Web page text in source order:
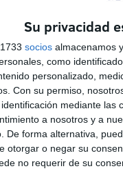
Su privacidad
socios almacenamos
como
personalizado,
Con su permiso,
mediante las
a nosotros y a
De forma alternativa,
otorgar o negar su
no requerir de su